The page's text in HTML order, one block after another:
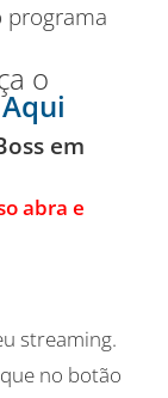
programa
o
em
abra e
streaming.
no botão